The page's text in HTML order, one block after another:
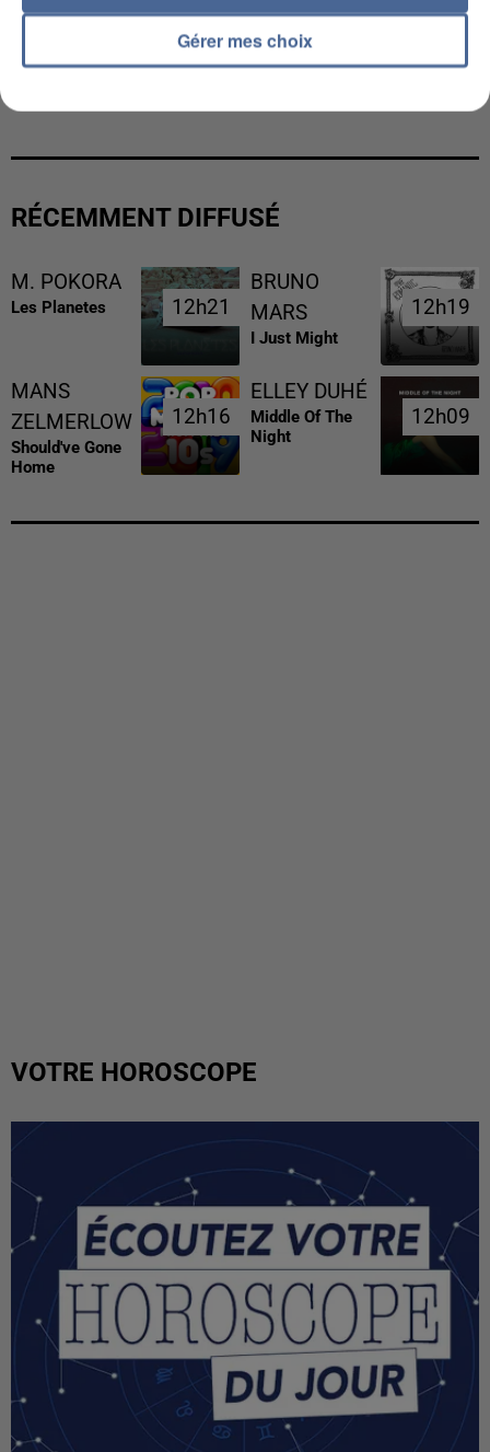
L’UN DES FONDATEURS SUPPOSÉS DE LA DZ
RÉCEMMENT DIFFUSÉ
M. POKORA
Les Planetes 12h21
12h21
BRUNO
MARS
I Just Might
12h19
12h19
MANS
ZELMERLOW
Should've Gone
Home
12h16
12h16
ELLEY DUHÉ
Middle Of The
Night
12h09
12h09
VOTRE HOROSCOPE
Gérer mes choix